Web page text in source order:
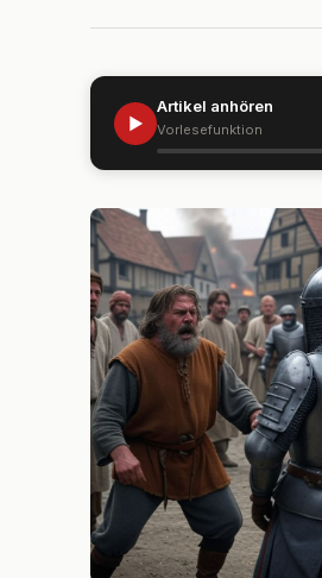
▶
Artikel anhören
Vorlesefunktion